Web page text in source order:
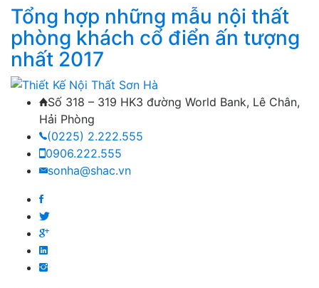
Tổng hợp những mẫu nội thất
phòng khách cổ điển ấn tượng
nhất 2017
Số 318 – 319 HK3 đường World Bank, Lê Chân,
Hải Phòng
(0225) 2.222.555
0906.222.555
sonha@shac.vn